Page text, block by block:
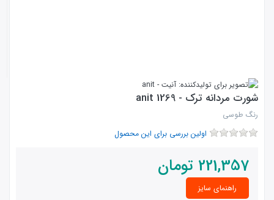
شورت مردانه ترک - anit 1269
رنگ طوسی
اولین بررسی برای این محصول
221,357 تومان
راهنمای سایز